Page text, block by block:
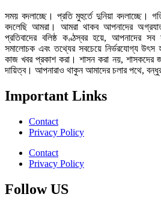
সময় বদলাচ্ছে। প্রতি মুহুর্তে দুনিয়া বদলাচ্ছে।
বদলেছি আমরা। আমরা থাকব আপনাদের
প্রতিবাদের বলিষ্ঠ কণ্ঠস্বর হয়ে, আপনাদের
সমালোচক এবং তথ্যের সবচেয়ে নির্ভরযোগ্য উ‍ৎস
কাজ খবর প্রকাশ করা। শাসন করা নয়, শাসকদের
দায়িত্ব। আপনারাও থাকুন আমাদের চলার পথে,
Important Links
Contact
Privacy Policy
Contact
Privacy Policy
Follow US